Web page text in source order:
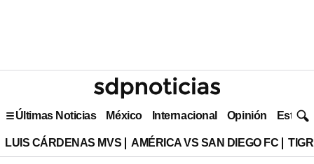
Últimas Noticias México Internacional Opinión Estilo
LUIS CÁRDENAS MVS AMÉRICA VS SAN DIEGO FC